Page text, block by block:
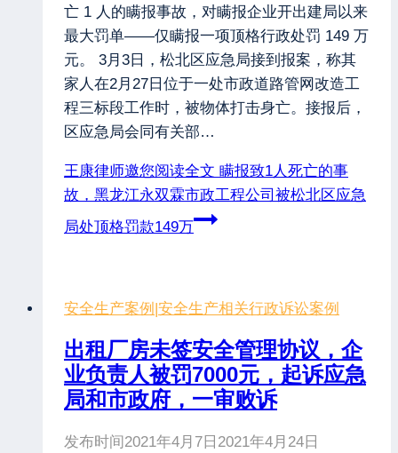
亡 1 人的瞒报事故，对瞒报企业开出建局以来
最大罚单——仅瞒报一项顶格行政处罚 149 万
元。 3月3日，松北区应急局接到报案，称其
家人在2月27日位于一处市政道路管网改造工
程三标段工作时，被物体打击身亡。接报后，
区应急局会同有关部…
王康律师邀您阅读全文 瞒报致1人死亡的事
故，黑龙江永双霖市政工程公司被松北区应急
局处顶格罚款149万
安全生产案例 |安全生产相关行政诉讼案例
出租厂房未签安全管理协议，企
业负责人被罚7000元，起诉应急
局和市政府，一审败诉
发布时间 2021年4月7日 2021年4月24日